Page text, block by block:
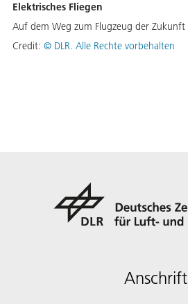
Elektrisches Fliegen
Auf dem Weg zum Flugzeug der Zukunft
Credit: © DLR. Alle Rechte vorbehalten
Anschrift